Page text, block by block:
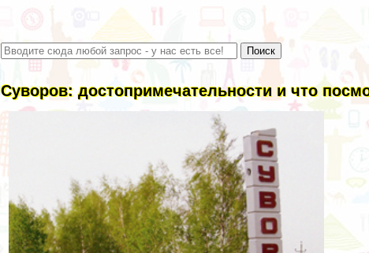
Суворов: достопримечательности и что